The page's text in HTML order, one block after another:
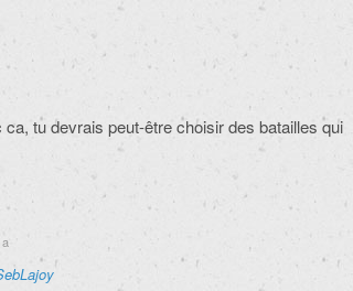
tu devrais peut-être choisir des batailles qui